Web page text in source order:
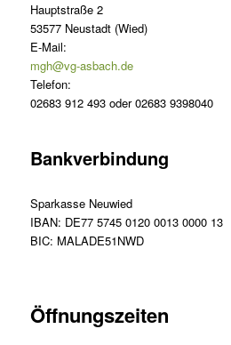
Hauptstraße 2
53577 Neustadt (Wied)
E-Mail:
mgh@vg-asbach.de
Telefon:
02683 912 493 oder 02683 9398040
Bankverbindung
Sparkasse Neuwied
IBAN: DE77 5745 0120 0013 0000 13
BIC: MALADE51NWD
Öffnungszeiten